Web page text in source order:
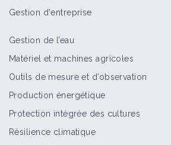
Semoir de semis
Matériel et
Gestion d'entreprise
Gestion de l’eau
Matériel et machines agricoles
Outils de mesure et d’observation
Production énergétique
Protection intégrée des cultures
Résilience climatique